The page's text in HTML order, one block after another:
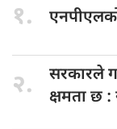
१.
२. सरकारले
क्षमता छ :